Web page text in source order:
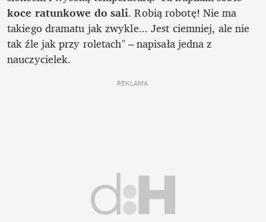
koce ratunkowe do sali. Robią robotę! Nie ma
takiego dramatu jak zwykle... Jest ciemniej, ale nie
tak źle jak przy roletach" – napisała jedna z
nauczycielek.
REKLAMA